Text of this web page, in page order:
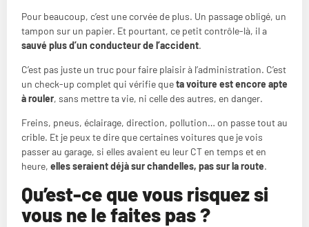
Pour beaucoup, c’est une corvée de plus. Un passage obligé, un
tampon sur un papier. Et pourtant, ce petit contrôle-là, il a
sauvé plus d’un conducteur de l’accident.
C’est pas juste un truc pour faire plaisir à l’administration. C’est
un check-up complet qui vérifie queta voiture est encore apte
à rouler, sans mettre ta vie, ni celle des autres, en danger.
Freins, pneus, éclairage, direction, pollution… on passe tout au
crible. Et je peux te dire que certaines voitures que je vois
passer au garage, si elles avaient eu leur CT en temps et en
heure, elles seraient déjà sur chandelles, pas sur la route.
Qu’est-ce que vous risquez si
vous ne le faites pas ?